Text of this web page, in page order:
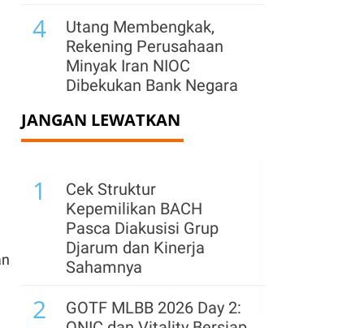
4
Utang Membengkak,
Rekening Perusahaan
Minyak Iran NIOC
Dibekukan Bank Negara
5
Dolar AS Diproyeksi
Tetap Kuat, Intervensi
Selamatkan Yen
Serangan Houthi ke
Kapal Tanker Saudi Picu
Kenaikan Harga Minyak
Tembus US$ 80
Rusia - Ukraina Saling
JANGAN LEWATKAN
1
Cek Struktur
Kepemilikan BACH
Pasca Diakusisi Grup
Djarum dan Kinerja
Sahamnya
2
GOTF MLBB 2026 Day 2: